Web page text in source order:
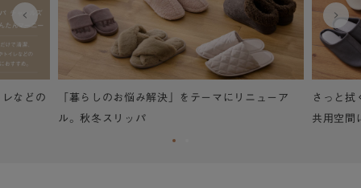
ーア
さっと拭くだけで清潔、お客様用やトイレなどの
共用空間におすすめ。
「暮らし
ル。秋冬